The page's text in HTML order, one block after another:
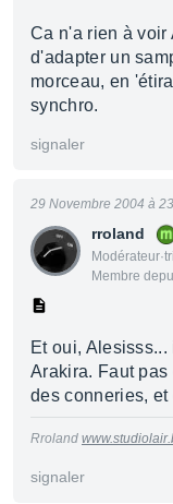
Ca n'a rien à voir
d'adapter un
morceau, en
synchro.
signaler
rroland
Membre
29 Novembre 2004 à
Et oui,
Arakira. Faut
des conneries,
Rroland
signaler